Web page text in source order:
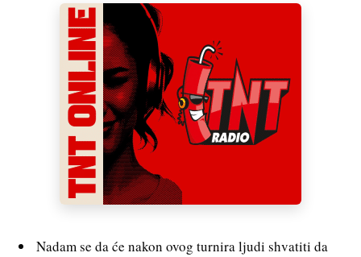
Nadam se da će nakon ovog turnira ljudi shvatiti da